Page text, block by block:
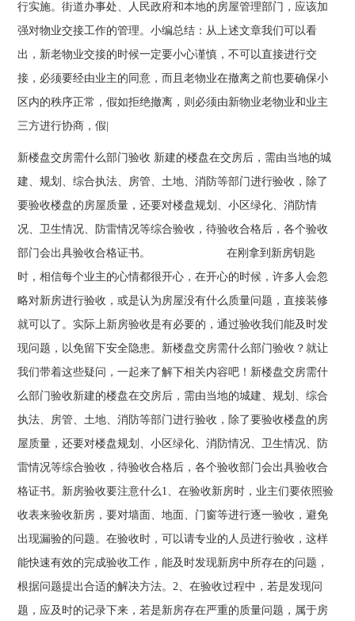
行实施。街道办事处、人民政府和本地的房屋管理部门，应该加
强对物业交接工作的管理。小编总结：从上述文章我们可以看
出，新老物业交接的时候一定要小心谨慎，不可以直接进行交
接，必须要经由业主的同意，而且老物业在撤离之前也要确保小
区内的秩序正常，假如拒绝撤离，则必须由新物业老物业和业主
三方进行协商，假|
新楼盘交房需什么部门验收 新建的楼盘在交房后，需由当地的城
建、规划、综合执法、房管、土地、消防等部门进行验收，除了
要验收楼盘的房屋质量，还要对楼盘规划、小区绿化、消防情
况、卫生情况、防雷情况等综合验收，待验收合格后，各个验收
部门会出具验收合格证书。 在刚拿到新房钥匙
时，相信每个业主的心情都很开心，在开心的时候，许多人会忽
略对新房进行验收，或是认为房屋没有什么质量问题，直接装修
就可以了。实际上新房验收是有必要的，通过验收我们能及时发
现问题，以免留下安全隐患。新楼盘交房需什么部门验收？就让
我们带着这些疑问，一起来了解下相关内容吧！新楼盘交房需什
么部门验收新建的楼盘在交房后，需由当地的城建、规划、综合
执法、房管、土地、消防等部门进行验收，除了要验收楼盘的房
屋质量，还要对楼盘规划、小区绿化、消防情况、卫生情况、防
雷情况等综合验收，待验收合格后，各个验收部门会出具验收合
格证书。新房验收要注意什么1、在验收新房时，业主们要依照验
收表来验收新房，要对墙面、地面、门窗等进行逐一验收，避免
出现漏验的问题。在验收时，可以请专业的人员进行验收，这样
能快速有效的完成验收工作，能及时发现新房中所存在的问题，
根据问题提出合适的解决方法。2、在验收过程中，若是发现问
题，应及时的记录下来，若是新房存在严重的质量问题，属于房